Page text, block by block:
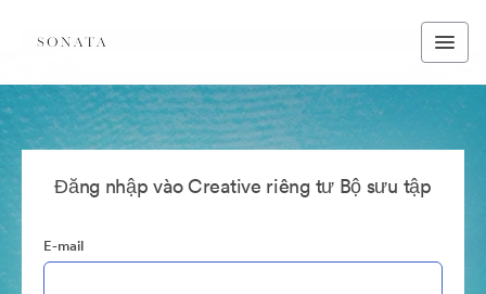
Đăng nhập vào Creative riêng tư Bộ sưu tập
E-mail